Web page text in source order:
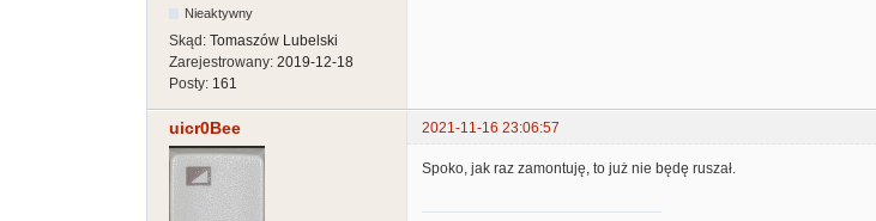
Nieaktywny
Skąd: Tomaszów Lubelski
Zarejestrowany: 2019-12-18
Posty: 161
uicr0Bee 2021-11-16 23:06:57
Spoko, jak raz zamontuję, to już nie będę ruszał.